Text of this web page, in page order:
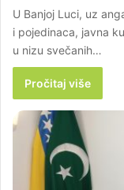
U Banjoj Luci, uz
i pojedinaca, javna
u nizu svečanih…
Pročitaj više